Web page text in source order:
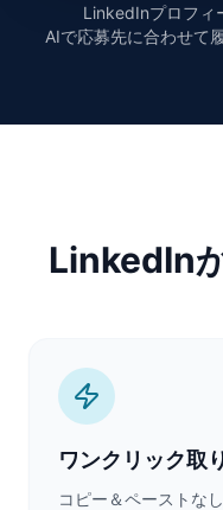
LinkedInプロフィ
AIで応募先に合わせて
LinkedIn
ワンクリック取
コピー＆ペーストな